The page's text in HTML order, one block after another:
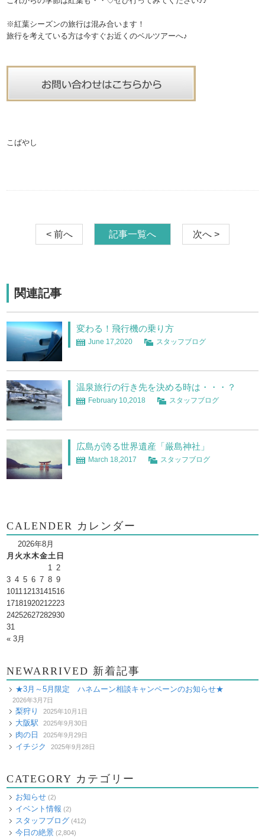
※紅葉シーズンの旅行は混み合います！
旅行を考えている方は今すぐお近くのベルツアーへ♪
こばやし
< 前へ 記事一覧へ 次へ >
関連記事
変わる！飛行機の乗り方
June 17,2020 スタッフブログ
温泉旅行の行き先を決める時は・・・？
February 10,2018 スタッフブログ
広島が誇る世界遺産「厳島神社」
March 18,2017 スタッフブログ
CALENDER カレンダー
2026年8月
月 火水木金土 日
1
2
3 4 5 6 7 8 9
1011 1213141516
1718192021 2223
24252627282930
31
« 3月
NEWARRIVED 新着記事
★3月～5月限定 ハネムーン相談キャンペーンのお知らせ★
2026年3月7日
梨狩り 2025年10月1日
大阪駅 2025年9月30日
肉の日 2025年9月29日
イチジク 2025年9月28日
CATEGORY カテゴリー
お知らせ (2)
イベント情報 (2)
スタッフブログ (412)
今日の絶景 (2,804)